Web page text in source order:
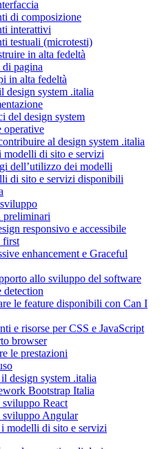
di composizione
interattivi
testuali (microtesti)
in alta fedeltà
pagina
in alta fedeltà
design system .italia
del design system
operative
al design system .italia
modelli di sito e servizi
dell’utilizzo dei modelli
di sito e servizi disponibili
preliminari
responsivo e accessibile
first
enhancement e Graceful
allo sviluppo del software
detection
le feature disponibili con Can I
e risorse per CSS e JavaScript
browser
le prestazioni
design system .italia
Bootstrap Italia
React
Angular
modelli di sito e servizi